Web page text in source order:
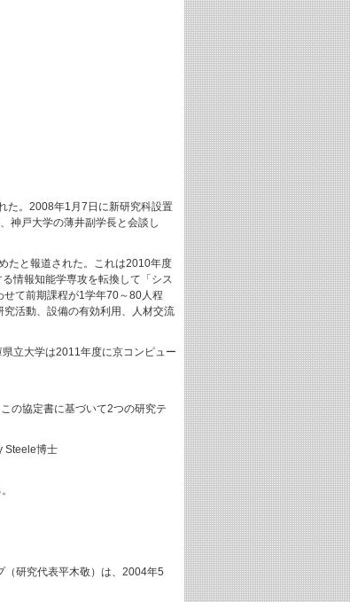
た。2008年1月7日に新研究科設置
神戸大学の薄井副学長と会談し
たと報道された。これは2010年度
情報知能学専攻を転換して「シス
て前期課程が1学年70～80人程
活動、設備の有効利用、人材交流
立大学は2011年度に京コンピュー
の協定書に基づいて2つの研究テ
Steele博士
（研究代表平木敬）は、2004年5